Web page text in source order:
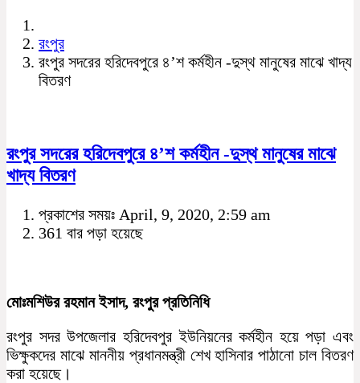
রংপুর
রংপুর সদরের হরিদেবপুরে ৪’শ কর্মহীন -দুস্থ মানুষের মাঝে খাদ্য
বিতরণ
রংপুর সদরের হরিদেবপুরে ৪’শ কর্মহীন -দুস্থ মানুষের মাঝে
খাদ্য বিতরণ
প্রকাশের সময়ঃ April, 9, 2020, 2:59 am
361 বার পড়া হয়েছে
মোঃমশিউর রহমান ইসাদ, রংপুর প্রতিনিধি
রংপুর সদর উপজেলার হরিদেবপুর ইউনিয়নের কর্মহীন হয়ে পড়া এবং
ভিক্ষুকদের মাঝে মাননীয় প্রধানমন্ত্রী শেখ হাসিনার পাঠানো চাল বিতরণ
করা হয়েছে।